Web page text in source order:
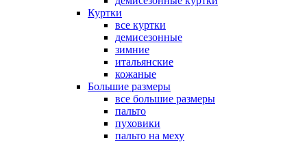
Куртки
все куртки
демисезонные
зимние
итальянские
кожаные
Большие размеры
все большие размеры
пальто
пуховики
пальто на меху